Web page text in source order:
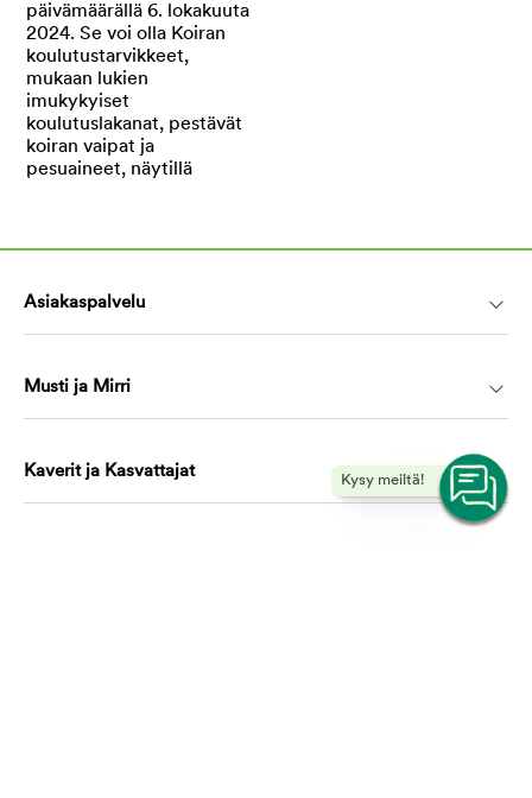
Kysy meiltä!
Asiakaspalvelu
Musti ja Mirri
Kaverit ja Kasvattajat